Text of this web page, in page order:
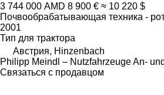
3 744 000 AMD 8 900 € ≈ 10 220 $
Почвообрабатывающая техника -
2001
Тип для трактора
Австрия, Hinzenbach
Philipp Meindl – Nutzfahrzeuge An-
Связаться с продавцом